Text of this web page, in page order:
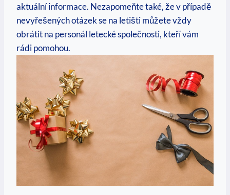
aktuální informace. Nezapomeňte také, že v případě
nevyřešených otázek se na letišti můžete vždy
obrátit na personál letecké společnosti, kteří vám
rádi pomohou.